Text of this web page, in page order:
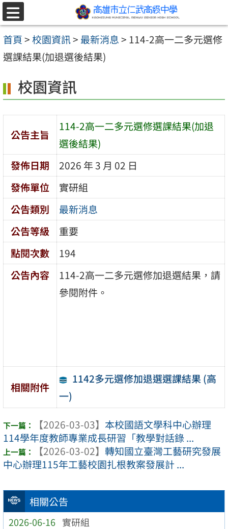
跳至主要內容區
選
單
首頁>校園資訊> 最新消息> 114-2高一二多元選修
選課結果(加退選後結果)
相關公告
2026-06-16 實研組
校園資訊
公告主旨
114-2高一二多元選修選課結果(加退
選後結果)
發佈日期
2026 年 3 月 02 日
發佈單位
實研組
公告類別
最新消息
公告等級
重要
點閱次數
194
公告內容
114-2高一二多元選修加退選結果，請
參閱附件。
相關附件
1142多元選修加退選選課結果 (高
一)
【2026-03-03】 本校國語文學科中心辦理
114學年度教師專業成長研習「教學對話錄 ...
【2026-03-02】 轉知國立臺灣工藝研究發展
中心辦理115年工藝校園扎根教案發展計 ...